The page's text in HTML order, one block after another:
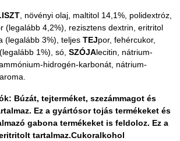
, növényi olaj, maltitol 14,1%, polidextróz,
(legalább 4,2%), rezisztens dextrin, eritritol
(legalább 3%), teljes TEJpor, fehércukor,
(legalább 1%), só, SZÓJAlecitin, nátrium-
hidrogén-karbonát, nátrium-
Búzát, tejterméket, szezámmagot és
Ez a gyártósor tojás termékeket és
gabona termékeket is feldoloz. Ez a
tartalmaz.Cukoralkohol